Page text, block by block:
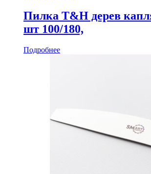
Пилка T&H дерев
шт 100/180,
Подробнее